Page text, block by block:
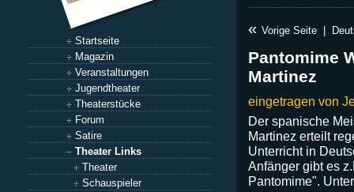
Startseite
Magazin
Veranstaltungen
Jugendtheater
Theaterstücke
Forum
Satire
Theater Links
Theater
Schauspieler
« Vorige Seite
Pantomime
Martinez
eingetragen von
Der spanische
Martinez erteilt
Unterricht in
Anfänger gibt es
Pantomime".